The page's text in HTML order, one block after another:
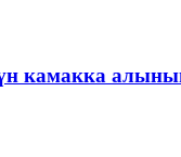
камакка